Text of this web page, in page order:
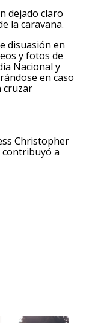
dejado claro
la caravana.
disuasión en
y fotos de
Nacional y
en caso
cruzar
Christopher
contribuyó a